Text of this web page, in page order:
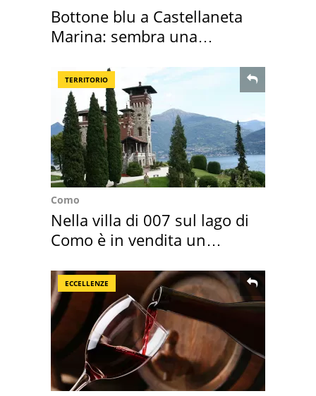
Bottone blu a Castellaneta
Marina: sembra una
TERRITORIO
Como
Nella villa di 007 sul lago di
Como è in vendita un
ECCELLENZE